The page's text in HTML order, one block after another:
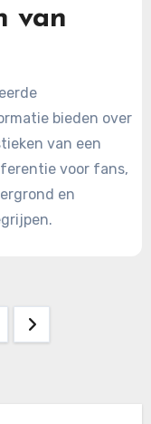
van
bieden over
van een
voor fans,
en